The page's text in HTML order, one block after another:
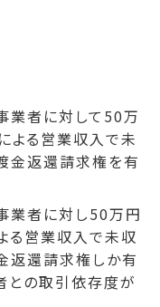
業者に対して50万
よる営業収入で未
金返還請求権を有
業者に対し50万円
る営業収入で未収
返還請求権しか有
との取引依存度が